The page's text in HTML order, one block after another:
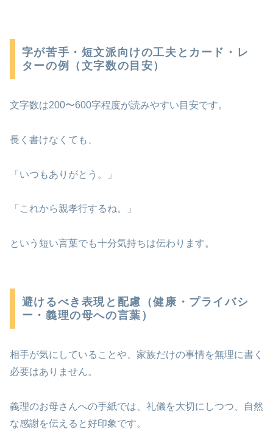
字が苦手・短文派向けの工夫とカード・レ
ターの例（文字数の目安）
文字数は200〜600字程度が読みやすい目安です。
長く書けなくても、
「いつもありがとう。」
「これから親孝行するね。」
という短い言葉でも十分気持ちは伝わります。
避けるべき表現と配慮（健康・プライバシ
ー・義理の母への言葉）
相手が気にしていることや、家族だけの事情を無理に書く
必要はありません。
義理のお母さんへの手紙では、礼儀を大切にしつつ、自然
な感謝を伝えると好印象です。